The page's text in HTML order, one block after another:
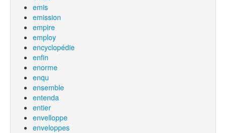
emis
emission
empire
employ
encyclopédie
enfin
enorme
enqu
ensemble
entenda
entier
envelloppe
enveloppes